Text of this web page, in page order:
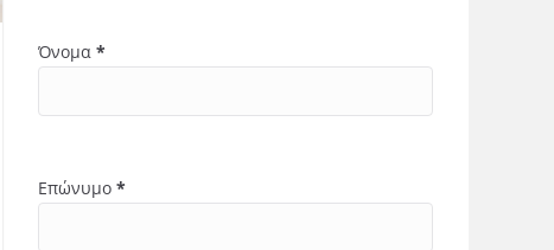
Όνομα *
Επώνυμο *